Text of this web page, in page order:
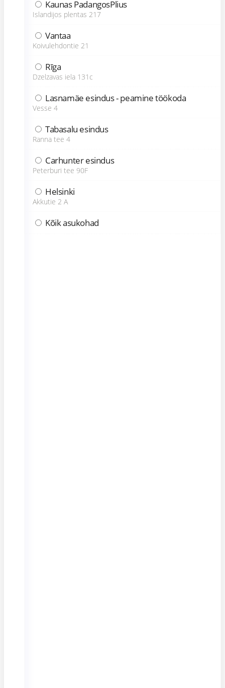
Kaunas PadangosPlius
Islandijos plentas 217
Vantaa
Koivulehdontie 21
Rīga
Dzelzavas iela 131c
Lasnamäe esindus - peamine töökoda
Vesse 4
Tabasalu esindus
Ranna tee 4
Carhunter esindus
Peterburi tee 90F
Helsinki
Akkutie 2 A
Kõik asukohad